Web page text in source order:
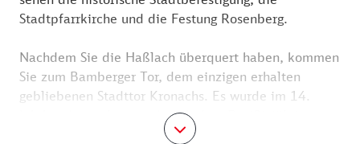
Stadtpfarrkirche und die Festung Rosenberg.
Nachdem Sie die Haßlach überquert haben, kommen
Sie zum Bamberger Tor, dem einzigen erhalten
gebliebenen Stadttor Kronachs. Es wurde im 14.
Jahrhundert gebaut und nach dem Dreißigjährigen
Krieg teilweise erneuert.